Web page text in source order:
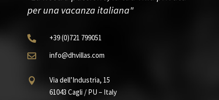
per una vacanza italiana"
 +39(0)721 799051
 info@dhvillas.com

Via dell’Industria, 15
61043 Cagli / PU – Italy